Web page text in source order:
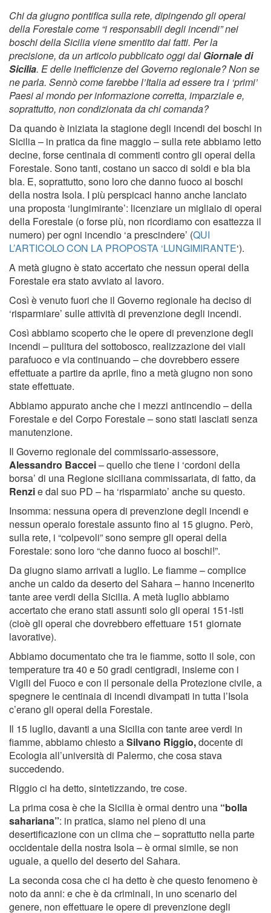
Chi da giugno pontifica sulla rete, dipingendo gli operai
della Forestale come “i responsabili degli incendi” nei
boschi della Sicilia viene smentito dai fatti. Per la
precisione, da un articolo pubblicato oggi dal Giornale di
Sicilia. E delle inefficienze del Governo regionale? Non se
ne parla. Sennò come farebbe l’Italia ad essere tra i ‘primi’
Paesi al mondo per informazione corretta, imparziale e,
soprattutto, non condizionata da chi comanda?
Da quando è iniziata la stagione degli incendi dei boschi in
Sicilia – in pratica da fine maggio – sulla rete abbiamo letto
decine, forse centinaia di commenti contro gli operai della
Forestale. Sono tanti, costano un sacco di soldi e bla bla
bla. E, soprattutto, sono loro che danno fuoco ai boschi
della nostra Isola. I più perspicaci hanno anche lanciato
una proposta ‘lungimirante’: licenziare un migliaio di operai
della Forestale (o forse più, non ricordiamo con esattezza il
numero) per ogni incendio ‘a prescindere’ (QUI
L’ARTICOLO CON LA PROPOSTA ‘LUNGIMIRANTE‘).
A metà giugno è stato accertato che nessun operai della
Forestale era stato avviato al lavoro.
Così è venuto fuori che il Governo regionale ha deciso di
‘risparmiare’ sulle attività di prevenzione degli incendi.
Così abbiamo scoperto che le opere di prevenzione degli
incendi – pulitura del sottobosco, realizzazione dei viali
parafuoco e via continuando – che dovrebbero essere
effettuate a partire da aprile, fino a metà giugno non sono
state effettuate.
Abbiamo appurato anche che i mezzi antincendio – della
Forestale e del Corpo Forestale – sono stati lasciati senza
manutenzione.
Il Governo regionale del commissario-assessore,
Alessandro Baccei– quello che tiene i ‘cordoni della
borsa’ di una Regione siciliana commissariata, di fatto, da
Renzie dal suo PD – ha ‘risparmiato’ anche su questo.
Insomma: nessuna opera di prevenzione degli incendi e
nessun operaio forestale assunto fino al 15 giugno. Però,
sulla rete, i “colpevoli” sono sempre gli operai della
Forestale: sono loro “che danno fuoco ai boschi!”.
Da giugno siamo arrivati a luglio. Le fiamme – complice
anche un caldo da deserto del Sahara – hanno incenerito
tante aree verdi della Sicilia. A metà luglio abbiamo
accertato che erano stati assunti solo gli operai 151-isti
(cioè gli operai che dovrebbero effettuare 151 giornate
lavorative).
Abbiamo documentato che tra le fiamme, sotto il sole, con
temperature tra 40 e 50 gradi centigradi, insieme con i
Vigili del Fuoco e con il personale della Protezione civile, a
spegnere le centinaia di incendi divampati in tutta l’Isola
c’erano gli operai della Forestale.
Il 15 luglio, davanti a una Sicilia con tante aree verdi in
fiamme, abbiamo chiesto aSilvano Riggio,docente di
Ecologia all’università di Palermo, che cosa stava
succedendo.
Riggio ci ha detto, sintetizzando, tre cose.
La prima cosa è che la Sicilia è ormai dentro una “bolla
sahariana”: in pratica, siamo nel pieno di una
desertificazione con un clima che – soprattutto nella parte
occidentale della nostra Isola – è ormai simile, se non
uguale, a quello del deserto del Sahara.
La seconda cosa che ci ha detto è che questo fenomeno è
noto da anni: e che è da criminali, in uno scenario del
genere, non effettuare le opere di prevenzione degli